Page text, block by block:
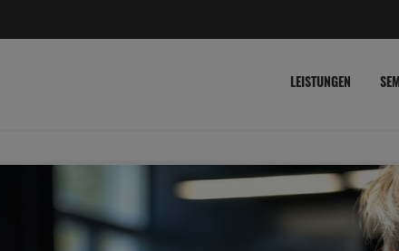
LEISTUNGEN